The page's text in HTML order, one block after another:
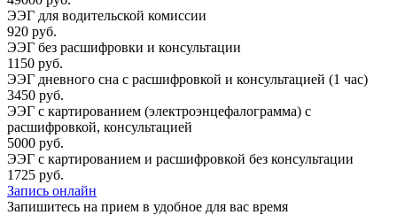
ЭЭГ для водительской комиссии
920 руб.
ЭЭГ без расшифровки и консультации
1150 руб.
ЭЭГ дневного сна с расшифровкой и консультацией (1 час)
3450 руб.
ЭЭГ с картированием (электроэнцефалограмма) с
расшифровкой, консультацией
5000 руб.
ЭЭГ с картированием и расшифровкой без консультации
1725 руб.
Запись онлайн
Запишитесь на прием в удобное для вас время